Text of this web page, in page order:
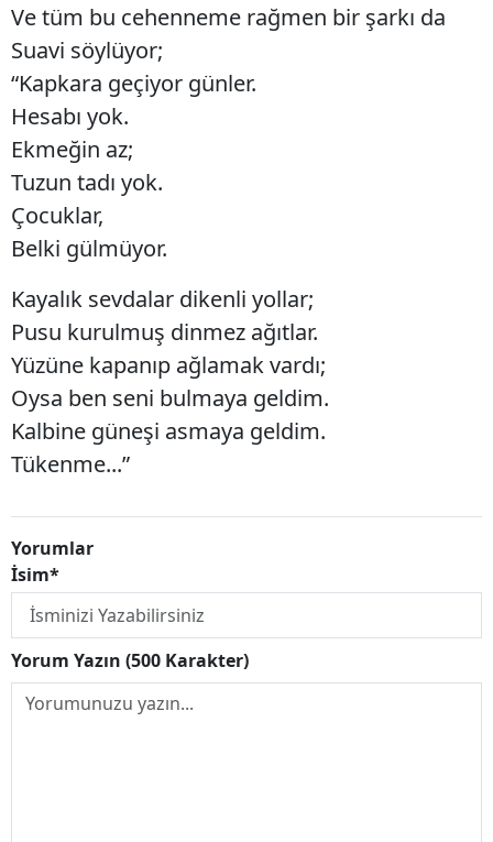
Ve tüm bu cehenneme rağmen bir şarkı da
Suavi söylüyor;
“Kapkara geçiyor günler.
Hesabı yok.
Ekmeğin az;
Tuzun tadı yok.
Çocuklar,
Belki gülmüyor.
Kayalık sevdalar dikenli yollar;
Pusu kurulmuş dinmez ağıtlar.
Yüzüne kapanıp ağlamak vardı;
Oysa ben seni bulmaya geldim.
Kalbine güneşi asmaya geldim.
Tükenme...”
Yorumlar
İsim*
Yorum Yazın (500 Karakter)